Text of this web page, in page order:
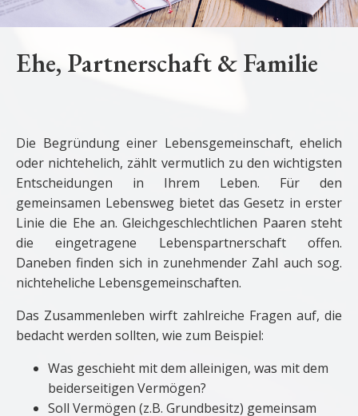
Ehe, Partnerschaft & Familie
Die Begründung einer Lebensgemeinschaft, ehelich
oder nichtehelich, zählt vermutlich zu den wichtigsten
Entscheidungen in Ihrem Leben. Für den
gemeinsamen Lebensweg bietet das Gesetz in erster
Linie die Ehe an. Gleichgeschlechtlichen Paaren steht
die eingetragene Lebens­partner­schaft offen.
Daneben finden sich in zunehmender Zahl auch sog.
nichteheliche Lebens­gemeinschaften.
Das Zusammenleben wirft zahlreiche Fragen auf, die
bedacht werden sollten, wie zum Beispiel:
Was geschieht mit dem alleinigen, was mit dem
beiderseitigen Vermögen?
Soll Vermögen (z.B. Grundbesitz) gemeinsam